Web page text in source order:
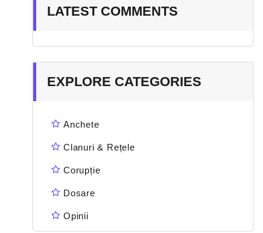
LATEST COMMENTS
EXPLORE CATEGORIES
Anchete
Clanuri & Rețele
Corupție
Dosare
Opinii